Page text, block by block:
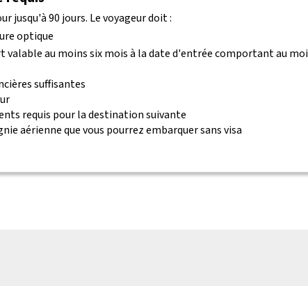
jusqu'à 90 jours. Le voyageur doit :
optique
au moins six mois à la date d'entrée comportant au
suffisantes
requis pour la destination suivante
aérienne que vous pourrez embarquer sans visa